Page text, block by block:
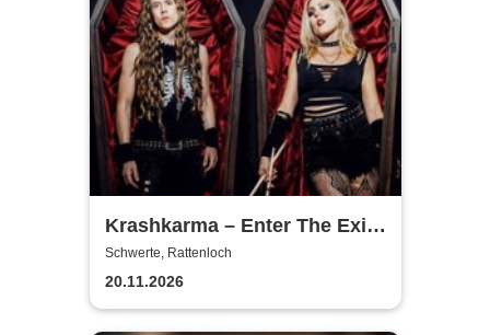
Krashkarma – Enter The Exit
Tour 2026
Schwerte, Rattenloch
20.11.2026